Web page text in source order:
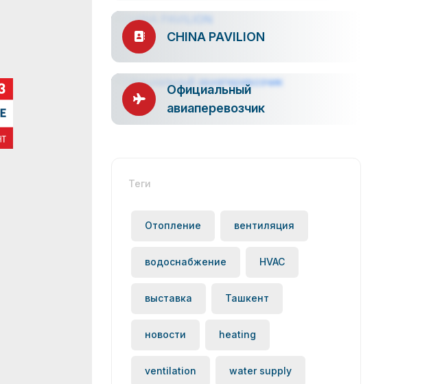
CHINA PAVILION
Официальный
авиаперевозчик
Теги
Отопление вентиляция
водоснабжение HVAC
выставка Ташкент
новости heating
ventilation water supply